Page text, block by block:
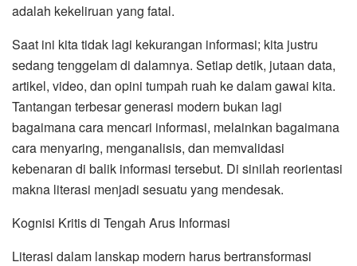
adalah kekeliruan yang fatal.
Saat ini kita tidak lagi kekurangan informasi; kita justru
sedang tenggelam di dalamnya. Setiap detik, jutaan data,
artikel, video, dan opini tumpah ruah ke dalam gawai kita.
Tantangan terbesar generasi modern bukan lagi
bagaimana cara mencari informasi, melainkan bagaimana
cara menyaring, menganalisis, dan memvalidasi
kebenaran di balik informasi tersebut. Di sinilah reorientasi
makna literasi menjadi sesuatu yang mendesak.
Kognisi Kritis di Tengah Arus Informasi
Literasi dalam lanskap modern harus bertransformasi